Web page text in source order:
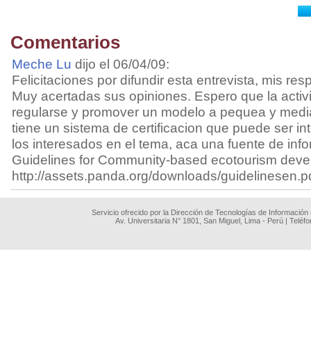
Comentarios
Meche Lu dijo el 06/04/09:
Felicitaciones por difundir esta entrevista, mis
Muy acertadas sus opiniones. Espero que la
regularse y promover un modelo a pequea y
tiene un sistema de certificacion que puede ser
los interesados en el tema, aca una fuente de
Guidelines for Community-based ecotourism
http://assets.panda.org/downloads/
Servicio ofrecido por la Dirección de Tecnologías de
Av. Universitaria N° 1801, San Miguel, Lima - Perú |